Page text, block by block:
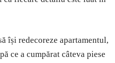
își redecoreze apartamentul,
ce a cumpărat câteva piese